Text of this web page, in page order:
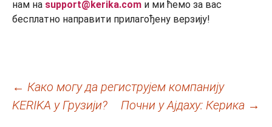
нам на support@kerika.com и ми ћемо за вас
бесплатно направити прилагођену верзију!
Кретање
чланака
← Како могу да региструјем компанију
KERIKA у Грузији?
Почни у Ајдаху: Керика →